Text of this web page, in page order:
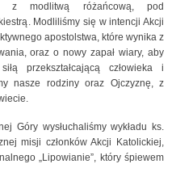
z modlitwą różańcową, pod
Modliliśmy się w intencji Akcji
apostolstwa, które wynika z
oraz o nowy zapał wiary, aby
przekształcającą człowieka i
nasze rodziny oraz Ojczyznę, z
Góry wysłuchaliśmy wykładu ks.
misji członków Akcji Katolickiej,
„Lipowianie”, który śpiewem